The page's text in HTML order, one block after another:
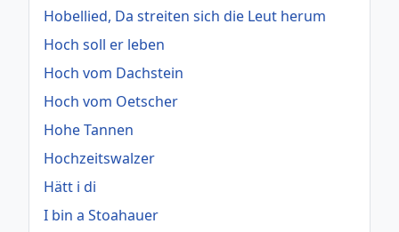
Hobellied, Da streiten sich die Leut herum
Hoch soll er leben
Hoch vom Dachstein
Hoch vom Oetscher
Hohe Tannen
Hochzeitswalzer
Hätt i di
I bin a Stoahauer